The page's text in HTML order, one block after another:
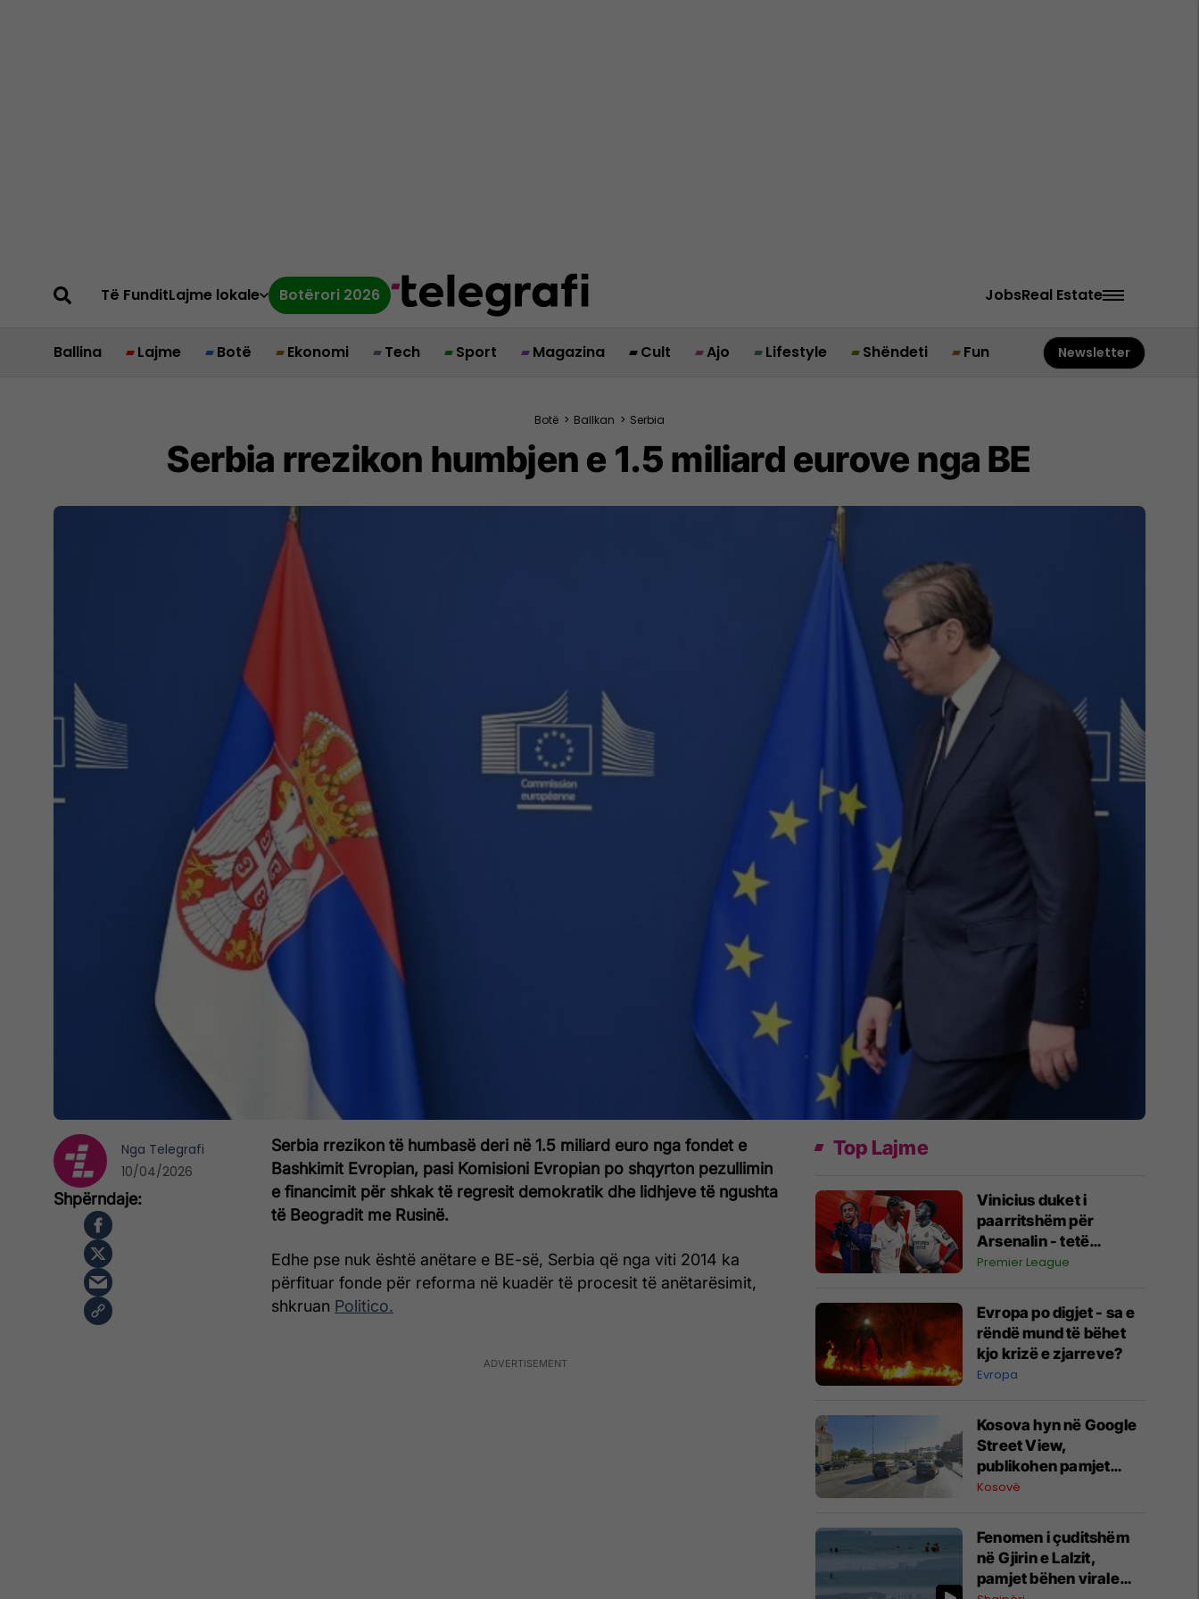
Të FunditLajme lokale Botërori 2026 JobsReal Estate
Ballina Lajme Botë Ekonomi Tech Sport Magazina Cult Ajo Lifestyle Shëndeti Fun Newsletter
Botë > Ballkan > Serbia
Serbia rrezikon humbjen e 1.5 miliard eurove nga BE
Serbia rrezikon të humbasë deri në 1.5 miliard euro nga fondet e
Bashkimit Evropian, pasi Komisioni Evropian po shqyrton pezullimin
e financimit për shkak të regresit demokratik dhe lidhjeve të ngushta
të Beogradit me Rusinë.
Edhe pse nuk është anëtare e BE-së, Serbia që nga viti 2014 ka
përfituar fonde për reforma në kuadër të procesit të anëtarësimit,
shkruan Politico.
Nga Telegrafi
10/04/2026
Top Lajme
Vinicius duket i
paarritshëm për
Arsenalin - tetë
alternativa si
për krahun e majtë te
Topçinjtë
Premier League
Evropa po digjet - sa e
rëndë mund të bëhet
kjo krizë e zjarreve?
Evropa
Kosova hyn në Google
Street View,
publikohen pamjet
360-gradëshe
Kosovë
Fenomen i çuditshëm
në Gjirin e Lalzit,
pamjet bëhen virale